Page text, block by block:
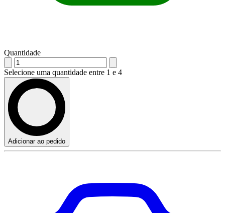
Quantidade
Selecione uma quantidade entre 1 e 4
Adicionar ao pedido